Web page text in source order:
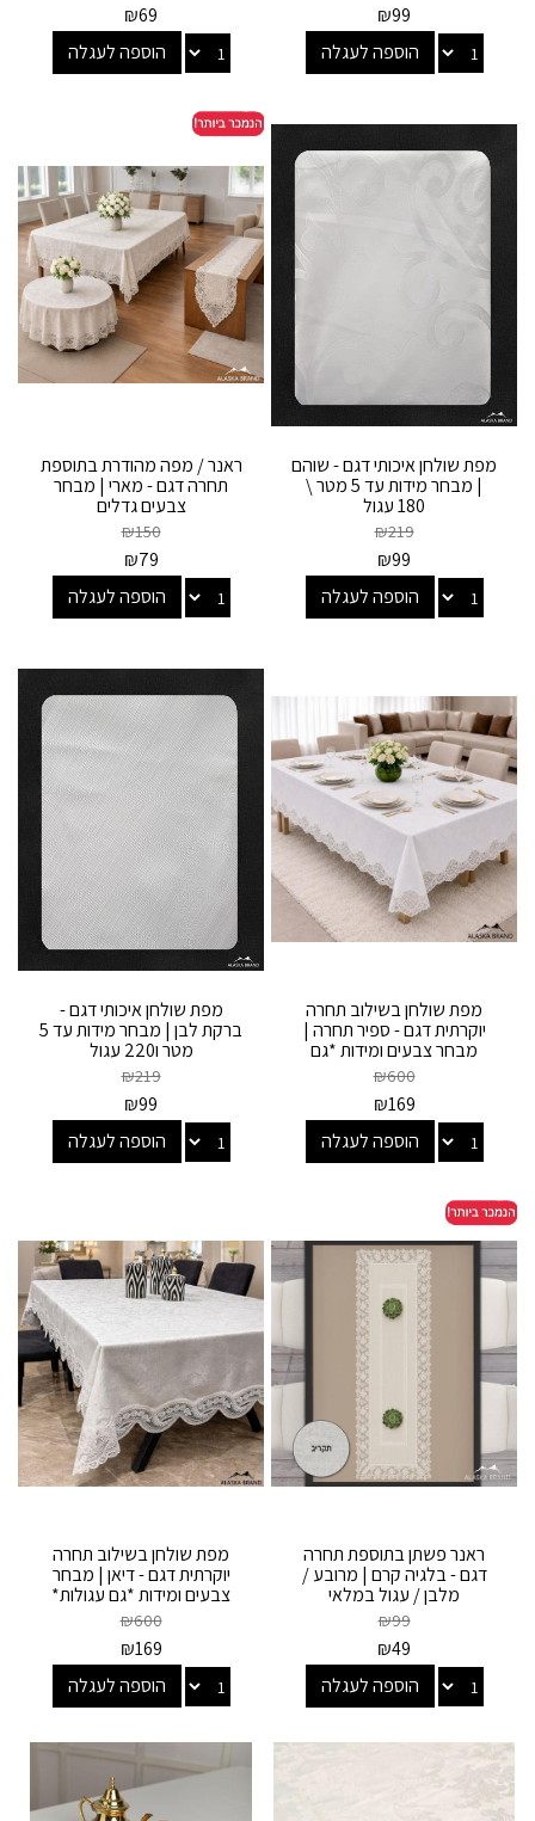
₪99
הוספה לעגלה
₪69
הוספה לעגלה
מפת שולחן איכותי דגם - שוהם
| מבחר מידות עד 5 מטר \
180 עגול
₪219
₪99
הוספה לעגלה
ראנר / מפה מהודרת בתוספת
תחרה דגם - מארי | מבחר
צבעים גדלים
₪150
₪79
הוספה לעגלה
מפת שולחן בשילוב תחרה
יוקרתית דגם - ספיר תחרה |
מבחר צבעים ומידות *גם
עגולות*
₪600
₪169
הוספה לעגלה
מפת שולחן איכותי דגם -
ברקת לבן | מבחר מידות עד 5
מטר ו220 עגול
₪219
₪99
הוספה לעגלה
ראנר פשתן בתוספת תחרה
דגם - בלגיה קרם | מרובע /
מלבן / עגול במלאי
₪99
₪49
הוספה לעגלה
מפת שולחן בשילוב תחרה
יוקרתית דגם - דיאן | מבחר
צבעים ומידות *גם עגולות*
₪600
₪169
הוספה לעגלה